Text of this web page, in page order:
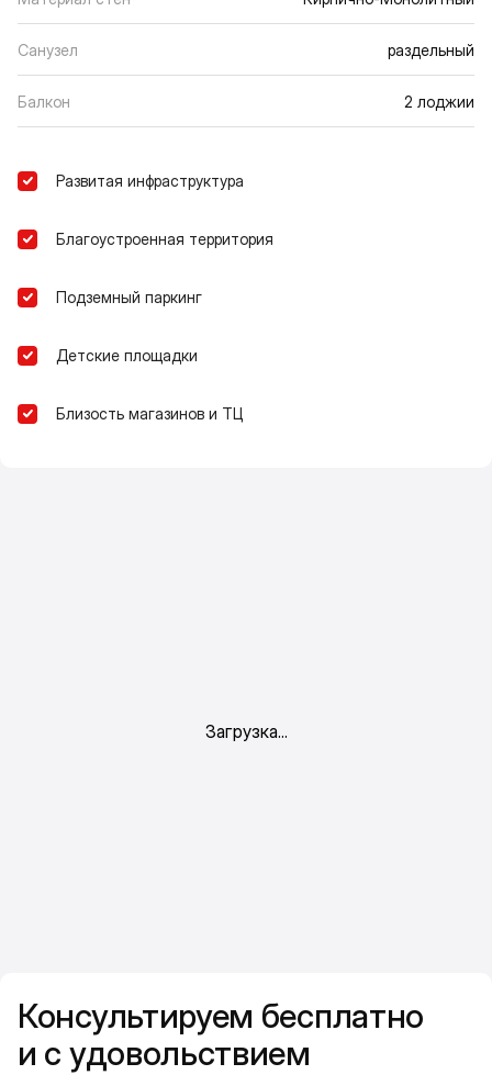
Санузел раздельный
Балкон 2 лоджии
Развитая инфраструктура
Благоустроенная территория
Подземный паркинг
Детские площадки
Близость магазинов и ТЦ
Консультируем бесплатно
и с удовольствием